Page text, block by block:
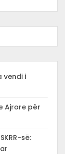
vendi i
Ajrore për
së: